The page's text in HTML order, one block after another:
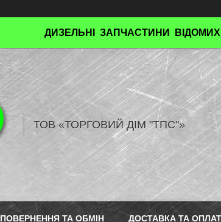
ДИЗЕЛЬНІ ЗАПЧАСТИНИ
ТОВ «ТОРГОВИЙ ДІМ "ТПС"»
ПОВЕРНЕННЯ ТА ОБМІН ДОСТАВКА ТА